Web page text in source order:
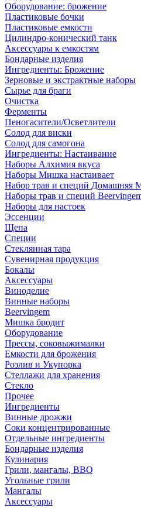
Оборудование: брожение
Пластиковые бочки
Пластиковые емкости
Цилиндро-конический танк
Аксессуары к емкостям
Бондарные изделия
Ингредиенты: Брожение
Зерновые и экстрактные наборы
Сырье для браги
Очистка
Ферменты
Пеногасители/Осветлители
Солод для виски
Солод для самогона
Ингредиенты: Настаивание
Наборы Алхимия вкуса
Наборы Мишка настаивает
Набор трав и специй Домашняя
Наборы трав и специй
Наборы для настоек
Эссенции
Щепа
Специи
Стеклянная тара
Сувенирная продукция
Бокалы
Аксессуары
Виноделие
Винные наборы
Beervingem
Мишка бродит
Оборудование
Прессы, соковыжималки
Емкости для брожения
Розлив и Укупорка
Стеллажи для хранения
Стекло
Прочее
Ингредиенты
Винные дрожжи
Соки концентрированные
Отдельные ингредиенты
Бондарные изделия
Кулинария
Грили, мангалы, BBQ
Угольные грили
Мангалы
Аксессуары